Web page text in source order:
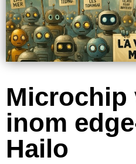
Microchip
inom
Hailo